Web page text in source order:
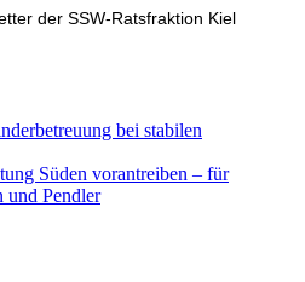
der SSW-Ratsfraktion Kiel
bei stabilen
Süden vorantreiben – für
und Pendler